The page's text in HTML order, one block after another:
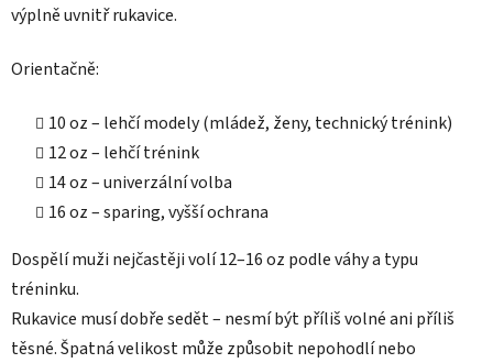
výplně uvnitř rukavice.
Orientačně:
10 oz – lehčí modely (mládež, ženy, technický trénink)
12 oz – lehčí trénink
14 oz – univerzální volba
16 oz – sparing, vyšší ochrana
Dospělí muži nejčastěji volí 12–16 oz podle váhy a typu
tréninku.
Rukavice musí dobře sedět – nesmí být příliš volné ani příliš
těsné. Špatná velikost může způsobit nepohodlí nebo